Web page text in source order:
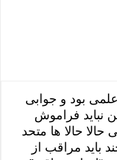
بود و جوابی
نباید فراموش
حالا ها متحد
باید مراقب از